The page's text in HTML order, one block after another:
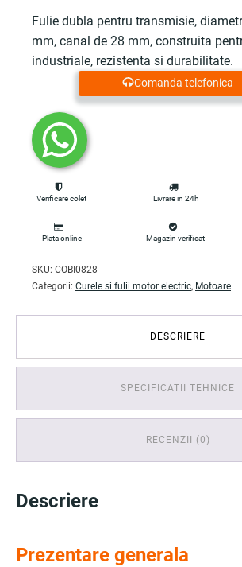
Fulie dubla pentru transmisie,
mm, canal de 28 mm, construita
industriale, rezistenta si durabilitate.
Comanda telefonica
Verificare colet Livrare in 24h
Plata online Magazin verificat
SKU: COBI0828
Categorii: Curele si fulii motor electric, Motoare
DESCRIERE
SPECIFICATII TEHNICE
RECENZII (0)
Descriere
Prezentare generala